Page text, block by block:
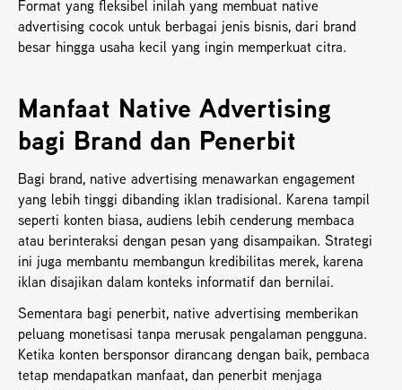
Format yang fleksibel inilah yang membuat native
advertising cocok untuk berbagai jenis bisnis, dari brand
besar hingga usaha kecil yang ingin memperkuat citra.
Manfaat Native Advertising
bagi Brand dan Penerbit
Bagi brand, native advertising menawarkan engagement
yang lebih tinggi dibanding iklan tradisional. Karena tampil
seperti konten biasa, audiens lebih cenderung membaca
atau berinteraksi dengan pesan yang disampaikan. Strategi
ini juga membantu membangun kredibilitas merek, karena
iklan disajikan dalam konteks informatif dan bernilai.
Sementara bagi penerbit, native advertising memberikan
peluang monetisasi tanpa merusak pengalaman pengguna.
Ketika konten bersponsor dirancang dengan baik, pembaca
tetap mendapatkan manfaat, dan penerbit menjaga